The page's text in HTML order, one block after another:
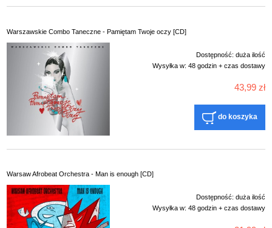
Warszawskie Combo Taneczne - Pamiętam Twoje oczy [CD]
Dostępność: duża ilość
Wysyłka w: 48 godzin + czas dostawy
43,99 zł
do koszyka
Warsaw Afrobeat Orchestra - Man is enough [CD]
Dostępność: duża ilość
Wysyłka w: 48 godzin + czas dostawy